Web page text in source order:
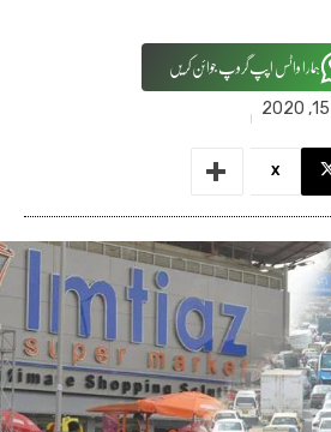
ہمارا واٹس اپپ گروپ جوائن کریں
X